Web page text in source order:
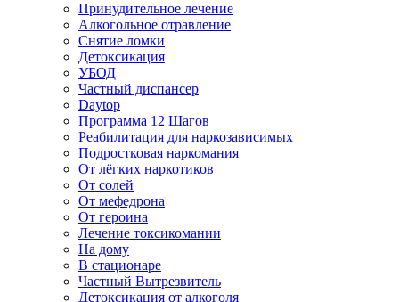
Принудительное лечение
Алкогольное отравление
Снятие ломки
Детоксикация
УБОД
Частный диспансер
Daytop
Программа 12 Шагов
Реабилитация для наркозависимых
Подростковая наркомания
От лёгких наркотиков
От солей
От мефедрона
От героина
Лечение токсикомании
На дому
В стационаре
Частный Вытрезвитель
Детоксикация от алкоголя